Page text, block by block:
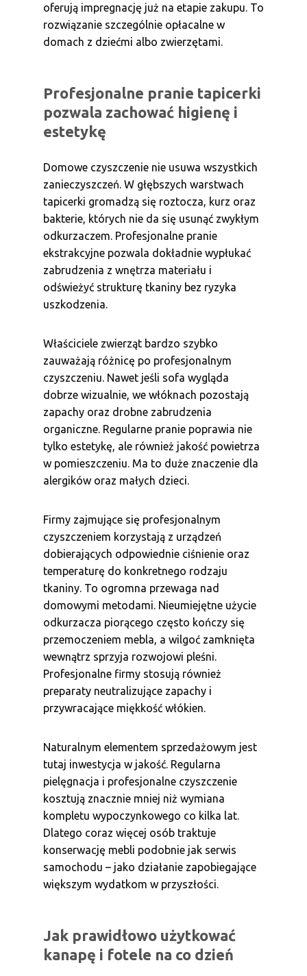
oferują impregnację już na etapie zakupu. To
rozwiązanie szczególnie opłacalne w
domach z dziećmi albo zwierzętami.
Profesjonalne pranie tapicerki
pozwala zachować higienę i
estetykę
Domowe czyszczenie nie usuwa wszystkich
zanieczyszczeń. W głębszych warstwach
tapicerki gromadzą się roztocza, kurz oraz
bakterie, których nie da się usunąć zwykłym
odkurzaczem. Profesjonalne pranie
ekstrakcyjne pozwala dokładnie wypłukać
zabrudzenia z wnętrza materiału i
odświeżyć strukturę tkaniny bez ryzyka
uszkodzenia.
Właściciele zwierząt bardzo szybko
zauważają różnicę po profesjonalnym
czyszczeniu. Nawet jeśli sofa wygląda
dobrze wizualnie, we włóknach pozostają
zapachy oraz drobne zabrudzenia
organiczne. Regularne pranie poprawia nie
tylko estetykę, ale również jakość powietrza
w pomieszczeniu. Ma to duże znaczenie dla
alergików oraz małych dzieci.
Firmy zajmujące się profesjonalnym
czyszczeniem korzystają z urządzeń
dobierających odpowiednie ciśnienie oraz
temperaturę do konkretnego rodzaju
tkaniny. To ogromna przewaga nad
domowymi metodami. Nieumiejętne użycie
odkurzacza piorącego często kończy się
przemoczeniem mebla, a wilgoć zamknięta
wewnątrz sprzyja rozwojowi pleśni.
Profesjonalne firmy stosują również
preparaty neutralizujące zapachy i
przywracające miękkość włókien.
Naturalnym elementem sprzedażowym jest
tutaj inwestycja w jakość. Regularna
pielęgnacja i profesjonalne czyszczenie
kosztują znacznie mniej niż wymiana
kompletu wypoczynkowego co kilka lat.
Dlatego coraz więcej osób traktuje
konserwację mebli podobnie jak serwis
samochodu – jako działanie zapobiegające
większym wydatkom w przyszłości.
Jak prawidłowo użytkować
kanapę i fotele na co dzień